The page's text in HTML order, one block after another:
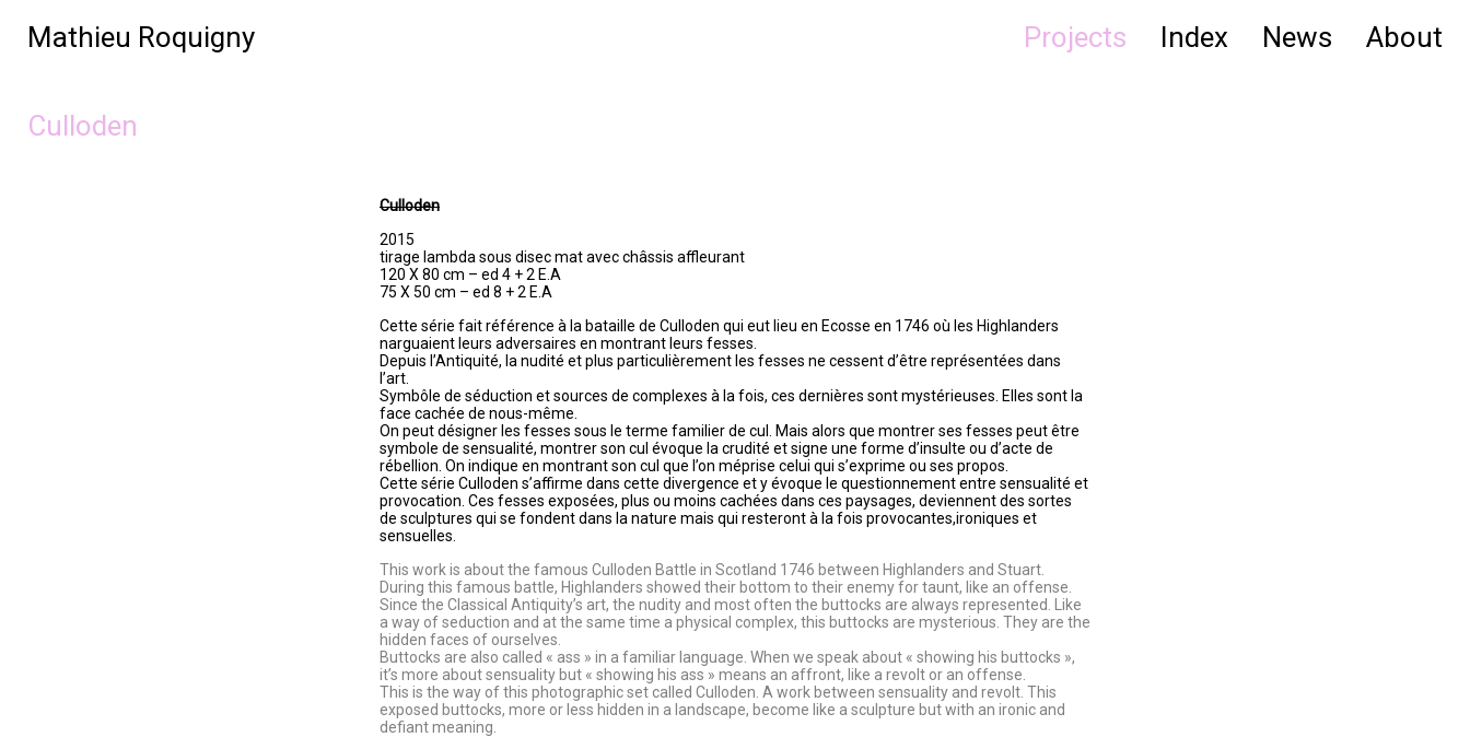
Mathieu Roquigny Projects Index News About
Culloden
Culloden
2015
tirage lambda sous disec mat avec châssis affleurant
120 X 80 cm – ed 4 + 2 E.A
75 X 50 cm – ed 8 + 2 E.A
Cette série fait référence à la bataille de Culloden qui eut lieu en Ecosse en 1746 où les Highlanders
narguaient leurs adversaires en montrant leurs fesses.
Depuis l’Antiquité, la nudité et plus particulièrement les fesses ne cessent d’être représentées dans
l’art.
Symbôle de séduction et sources de complexes à la fois, ces dernières sont mystérieuses. Elles sont la
face cachée de nous-même.
On peut désigner les fesses sous le terme familier de cul. Mais alors que montrer ses fesses peut être
symbole de sensualité, montrer son cul évoque la crudité et signe une forme d’insulte ou d’acte de
rébellion. On indique en montrant son cul que l’on méprise celui qui s’exprime ou ses propos.
Cette série Culloden s’affirme dans cette divergence et y évoque le questionnement entre sensualité et
provocation. Ces fesses exposées, plus ou moins cachées dans ces paysages, deviennent des sortes
de sculptures qui se fondent dans la nature mais qui resteront à la fois provocantes,ironiques et
sensuelles.
This work is about the famous Culloden Battle in Scotland 1746 between Highlanders and Stuart.
During this famous battle, Highlanders showed their bottom to their enemy for taunt, like an offense.
Since the Classical Antiquity’s art, the nudity and most often the buttocks are always represented. Like
a way of seduction and at the same time a physical complex, this buttocks are mysterious. They are the
hidden faces of ourselves.
Buttocks are also called « ass » in a familiar language. When we speak about « showing his buttocks »,
it’s more about sensuality but « showing his ass » means an affront, like a revolt or an offense.
This is the way of this photographic set called Culloden. A work between sensuality and revolt. This
exposed buttocks, more or less hidden in a landscape, become like a sculpture but with an ironic and
defiant meaning.